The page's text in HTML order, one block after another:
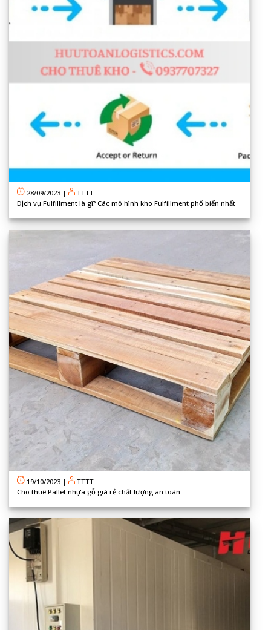
28/09/2023 |
TTTT
Dịch vụ Fulfillment là gì? Các mô hình kho Fulfillment phổ biến nhất
19/10/2023 |
TTTT
Cho thuê Pallet nhựa gỗ giá rẻ chất lượng an toàn